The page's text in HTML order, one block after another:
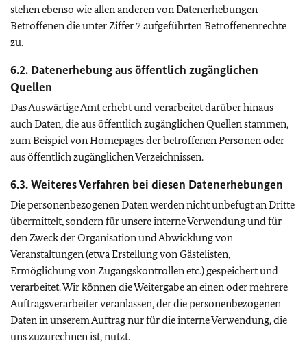
stehen ebenso wie allen anderen von Datenerhebungen
Betroffenen die unter Ziffer 7 aufgeführten Betroffenenrechte
zu.
6.2. Datenerhebung aus öffentlich zugänglichen
Quellen
Das Auswärtige Amt erhebt und verarbeitet darüber hinaus
auch Daten, die aus öffentlich zugänglichen Quellen stammen,
zum Beispiel von Homepages der betroffenen Personen oder
aus öffentlich zugänglichen Verzeichnissen.
6.3. Weiteres Verfahren bei diesen Datenerhebungen
Die personenbezogenen Daten werden nicht unbefugt an Dritte
übermittelt, sondern für unsere interne Verwendung und für
den Zweck der Organisation und Abwicklung von
Veranstaltungen (etwa Erstellung von Gästelisten,
Ermöglichung von Zugangskontrollen etc.) gespeichert und
verarbeitet. Wir können die Weitergabe an einen oder mehrere
Auftragsverarbeiter veranlassen, der die personenbezogenen
Daten in unserem Auftrag nur für die interne Verwendung, die
uns zuzurechnen ist, nutzt.